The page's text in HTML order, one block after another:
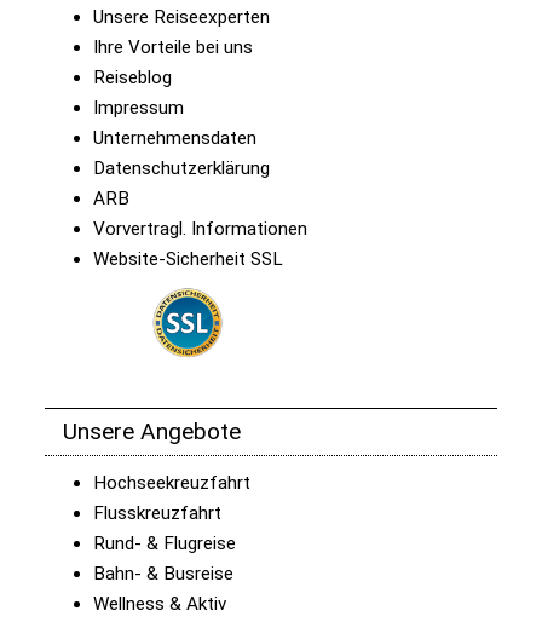
Unsere Reiseexperten
Ihre Vorteile bei uns
Reiseblog
Impressum
Unternehmensdaten
Datenschutzerklärung
ARB
Vorvertragl. Informationen
Website-Sicherheit SSL
Unsere Angebote
Hochseekreuzfahrt
Flusskreuzfahrt
Rund- & Flugreise
Bahn- & Busreise
Wellness & Aktiv